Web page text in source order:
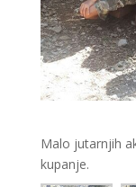
Malo jutarnjih
kupanje.